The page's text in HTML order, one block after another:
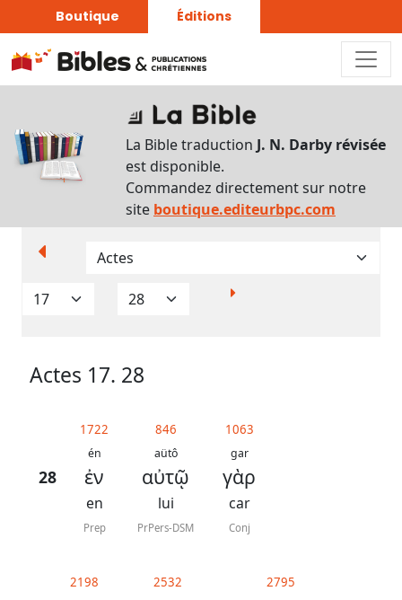
Boutique Éditions
La Bible traduction J. N. Darby révisée
est disponible.
Commandez directement sur notre
site boutique.editeurbpc.com
Actes 17. 28
28
1722
én
ἐν
en
Prep
846
aütô
αὐτῷ
lui
PrPers-DSM
1063
gar
γὰρ
car
Conj
2198 2532 2795
d’affichage
Par
verset
Translittérations
Analyse
généraux
Abréviations
grammaticales